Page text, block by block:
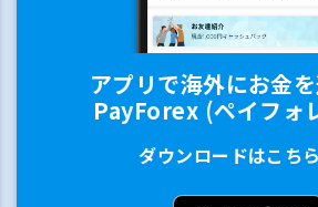
アプリで海外にお金
PayForex (ペイフォ
ダウンロードはこち